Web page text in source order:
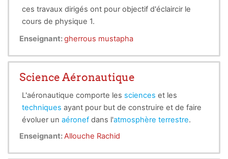
ces travaux dirigés ont pour objectif d'éclaircir le
cours de physique 1.
Enseignant:gherrous mustapha
Science Aéronautique
L'aéronautique comporte les sciences et les
techniques ayant pour but de construire et de faire
évoluer un aéronef dans l'atmosphère terrestre.
Les sciences aéronautiques comprennent en
mécanique des fluides; lestechniquessont celles
Enseignant:Allouche Rachid